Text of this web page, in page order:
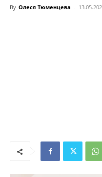
By Олеся Тюменцева -